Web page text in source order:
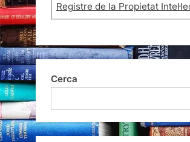
Registre de la Propietat
Cerca